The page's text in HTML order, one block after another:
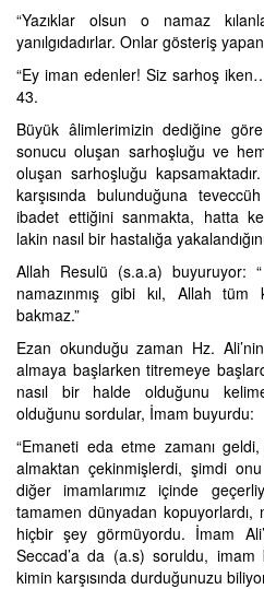
“Yazıklar olsun o namaz
yanılgıdadırlar. Onlar gösteriş
“Ey iman edenler! Siz sarhoş
43.
Büyük âlimlerimizin dediğine
sonucu oluşan sarhoşluğu ve
oluşan sarhoşluğu
karşısında bulunduğuna
ibadet ettiğini sanmakta, hatta
lakin nasıl bir hastalığa
Allah Resulü (s.a.a) buyuruyor: “
namazınmış gibi kıl, Allah tüm
bakmaz.”
Ezan okunduğu zaman Hz.
almaya başlarken titremeye
nasıl bir halde olduğunu
olduğunu sordular, İmam buyurdu:
“Emaneti eda etme zamanı
almaktan çekinmişlerdi, şimdi
diğer imamlarımız içinde
tamamen dünyadan kopuyorlardı,
hiçbir şey görmüyordu. İmam
Seccad’a da (a.s) soruldu, imam
kimin karşısında durduğunuzu